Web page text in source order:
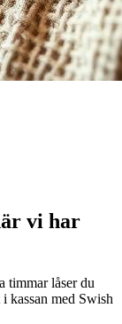
vi har
timmar låser du
kassan med Swish